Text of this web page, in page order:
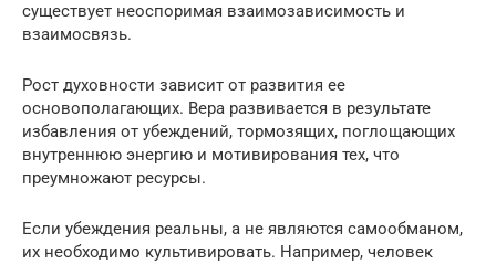
существует неоспоримая взаимозависимость и
взаимосвязь.
Рост духовности зависит от развития ее
основополагающих. Вера развивается в результате
избавления от убеждений, тормозящих, поглощающих
внутреннюю энергию и мотивирования тех, что
преумножают ресурсы.
Если убеждения реальны, а не являются самообманом,
их необходимо культивировать. Например, человек